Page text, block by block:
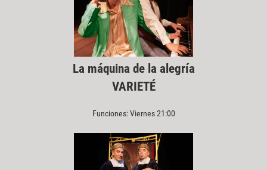
La máquina de la alegría
VARIETÉ
Funciones: Viernes 21:00